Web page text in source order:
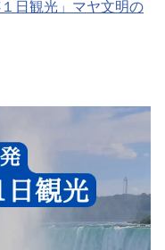
日観光」マヤ文明の